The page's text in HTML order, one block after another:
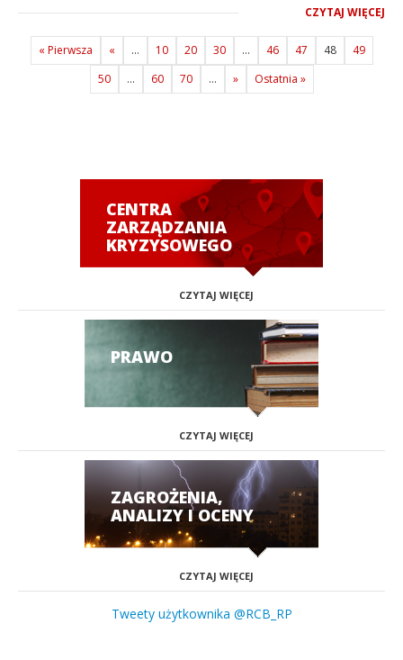
CZYTAJ WIĘCEJ
« Pierwsza « ... 10 20 30 ... 46 47 48
49
50
... 60 70 ... » Ostatnia »
CENTRA
ZARZĄDZANIA
KRYZYSOWEGO
CZYTAJ WIĘCEJ
PRAWO
CZYTAJ WIĘCEJ
ZAGROŻENIA,
ANALIZY I OCENY
CZYTAJ WIĘCEJ
Tweety użytkownika @RCB_RP